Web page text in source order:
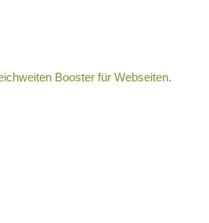
Booster für Webseiten.